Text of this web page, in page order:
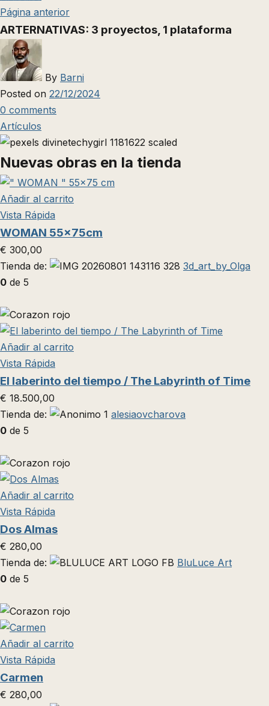
Página anterior
ARTERNATIVAS: 3 proyectos, 1 plataforma
By Barni
Posted on 22/12/2024
0 comments
Artículos
Nuevas obras en la tienda
Añadir al carrito
Vista Rápida
WOMAN 55x75cm
€ 300,00
Tienda de:
3d_art_by_Olga
0 de 5
Añadir al carrito
Vista Rápida
El laberinto del tiempo / The Labyrinth of Time
€ 18.500,00
Tienda de:
alesiaovcharova
0 de 5
Añadir al carrito
Vista Rápida
Dos Almas
€ 280,00
Tienda de:
BluLuce Art
0 de 5
Añadir al carrito
Vista Rápida
Carmen
€ 280,00